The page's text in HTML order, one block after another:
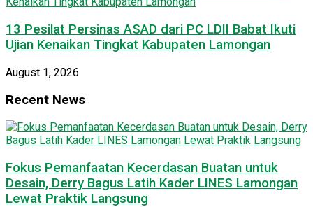
13 Pesilat Persinas ASAD dari PC LDII Babat Ikuti
Ujian Kenaikan Tingkat Kabupaten Lamongan
August 1, 2026
Recent News
Fokus Pemanfaatan Kecerdasan Buatan untuk
Desain, Derry Bagus Latih Kader LINES Lamongan
Lewat Praktik Langsung